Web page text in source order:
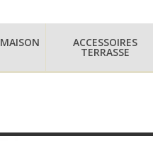
ACCESSOIRES
TERRASSE